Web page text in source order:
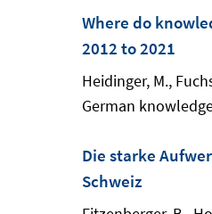
Where do
2012 to 2021
Heidinger, M.,
German
Die starke
Schweiz